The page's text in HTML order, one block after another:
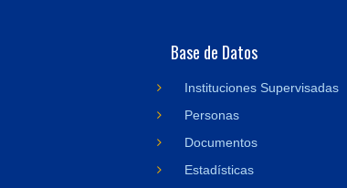
Base de Datos
Instituciones Supervisadas
Personas
Documentos
Estadísticas